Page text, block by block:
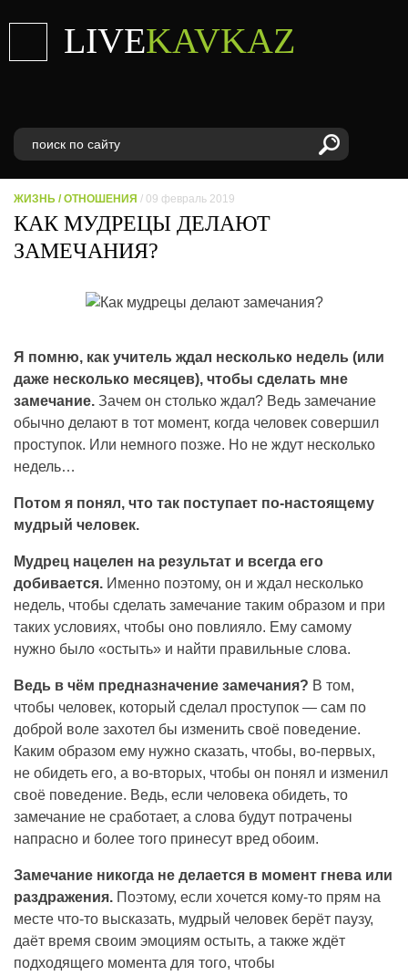
LIVEKAVKAZ
ЖИЗНЬ /ОТНОШЕНИЯ / 09 февраль 2019
КАК МУДРЕЦЫ ДЕЛАЮТ
ЗАМЕЧАНИЯ?
Я помню, как учитель ждал несколько недель (или
даже несколько месяцев), чтобы сделать мне
замечание. Зачем он столько ждал? Ведь замечание
обычно делают в тот момент, когда человек совершил
проступок. Или немного позже. Но не ждут несколько
недель…
Потом я понял, что так поступает по-настоящему
мудрый человек.
Мудрец нацелен на результат и всегда его
добивается. Именно поэтому, он и ждал несколько
недель, чтобы сделать замечание таким образом и при
таких условиях, чтобы оно повлияло. Ему самому
нужно было «остыть» и найти правильные слова.
Ведь в чём предназначение замечания? В том,
чтобы человек, который сделал проступок — сам по
доброй воле захотел бы изменить своё поведение.
Каким образом ему нужно сказать, чтобы, во-первых,
не обидеть его, а во-вторых, чтобы он понял и изменил
своё поведение. Ведь, если человека обидеть, то
замечание не сработает, а слова будут потрачены
напрасно и более того принесут вред обоим.
Замечание никогда не делается в момент гнева или
раздражения. Поэтому, если хочется кому-то прям на
месте что-то высказать, мудрый человек берёт паузу,
даёт время своим эмоциям остыть, а также ждёт
подходящего момента для того, чтобы